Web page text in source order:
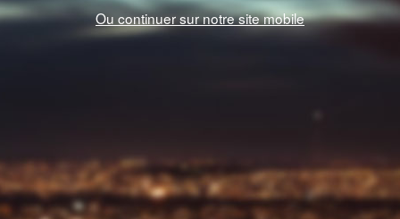
Ou continuer sur notre site mobile